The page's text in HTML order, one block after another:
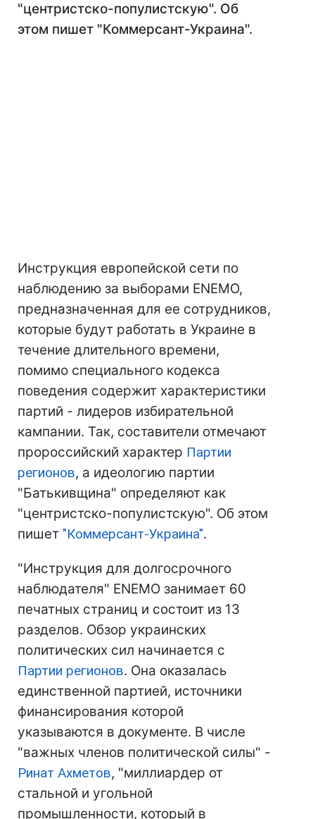
"центристско-популистскую". Об
этом пишет "Коммерсант-Украина".
Инструкция европейской сети по
наблюдению за выборами ENEMO,
предназначенная для ее сотрудников,
которые будут работать в Украине в
течение длительного времени,
помимо специального кодекса
поведения содержит характеристики
партий - лидеров избирательной
кампании. Так, составители отмечают
пророссийский характер Партии
регионов, а идеологию партии
"Батькивщина" определяют как
"центристско-популистскую". Об этом
пишет "Коммерсант-Украина".
"Инструкция для долгосрочного
наблюдателя" ENEMO занимает 60
печатных страниц и состоит из 13
разделов. Обзор украинских
политических сил начинается с
Партии регионов. Она оказалась
единственной партией, источники
финансирования которой
указываются в документе. В числе
"важных членов политической силы" -
Ринат Ахметов, "миллиардер от
стальной и угольной
промышленности, который в